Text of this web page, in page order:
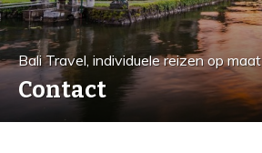
Bali Travel, individuele reizen op maat
Contact